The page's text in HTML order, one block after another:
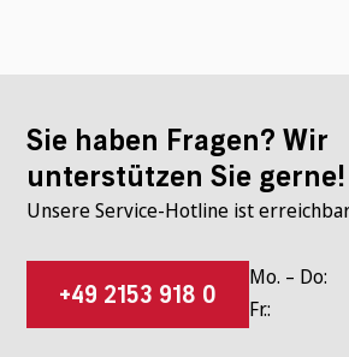
Sie haben Fragen? Wir
unterstützen Sie gerne!
Unsere Service-Hotline ist
+49 2153 918 0
Mo. – Do:
Fr.: